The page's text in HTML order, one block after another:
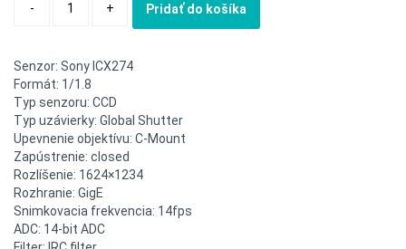
- + Pridať do košíka
Senzor: Sony ICX274
Formát: 1/1.8
Typ senzoru: CCD
Typ uzávierky: Global Shutter
Upevnenie objektívu: C-Mount
Zapústrenie: closed
Rozlíšenie: 1624×1234
Rozhranie: GigE
Snimkovacia frekvencia: 14fps
ADC: 14-bit ADC